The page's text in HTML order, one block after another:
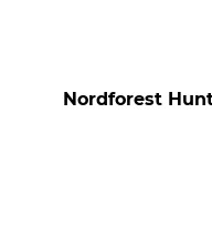
Nordforest